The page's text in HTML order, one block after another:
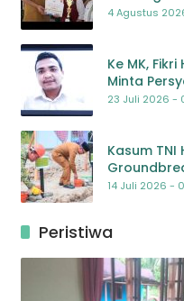
Bullying
4 Agustus
Ke MK,
Minta
Dilengkapi
23 Juli 2026 -
Kasum TNI
14 Juli 2026 -
Peristiwa